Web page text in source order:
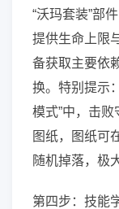
“沃玛套装”部
提供生命上限
备获取主要依
换。特别提示
模式”中，击
图纸，图纸可
随机掉落，极
第四步：技能